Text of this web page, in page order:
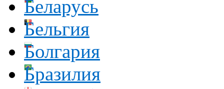
Беларусь
Бельгия
Болгария
Бразилия